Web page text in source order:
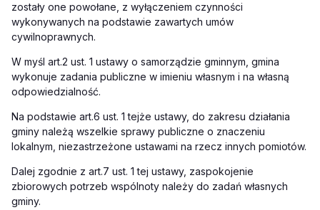
zostały one powołane, z wyłączeniem czynności
wykonywanych na podstawie zawartych umów
cywilnoprawnych.
W myśl art.2 ust. 1 ustawy o samorządzie gminnym, gmina
wykonuje zadania publiczne w imieniu własnym i na własną
odpowiedzialność.
Na podstawie art.6 ust. 1 tejże ustawy, do zakresu działania
gminy należą wszelkie sprawy publiczne o znaczeniu
lokalnym, niezastrzeżone ustawami na rzecz innych pomiotów.
Dalej zgodnie z art.7 ust. 1 tej ustawy, zaspokojenie
zbiorowych potrzeb wspólnoty należy do zadań własnych
gminy.